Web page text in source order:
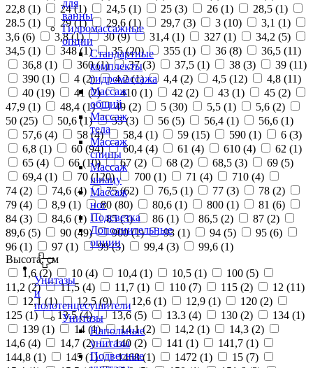
для
ванны
Гидромассажные
опции
Стандартные
комплекты
гидромассажа
Массаж
общий
Массаж
тела
Массаж
спины
Массаж
шиацу
Массаж
ног
Подсветка
Дополнительные
опции
Унитазы
и
полотенцесушители
Унитазы
Напольные
унитазы
Подвесные
22,8 (1) 24 (1) 24,5 (1) 25 (3) 26 (1) 28,5 (1)
28.5 (1) 29 (1) 29,6 (1) 29,7 (3) 3 (10) 3,1 (1)
3,6 (6) 3,8 (1) 30 (9) 31,4 (1) 327 (1) 34,2 (5)
34,5 (1) 348 (1) 35 (20) 355 (1) 36 (8) 36,5 (11)
36,8 (1) 360 (1) 37 (3) 37,5 (1) 38 (3) 39 (11)
390 (1) 4 (2) 4,2 (1) 4,4 (2) 4,5 (12) 4,8 (11)
40 (19) 41 (2) 410 (1) 42 (2) 43 (1) 45 (2)
47,9 (1) 48,4 (1) 49 (2) 5 (30) 5,5 (1) 5,6 (2)
50 (25) 50,6 (1) 55 (3) 56 (5) 56,4 (1) 56,6 (1)
57,6 (4) 58 (4) 58,4 (1) 59 (15) 590 (1) 6 (3)
6,8 (1) 60 (94) 60,4 (4) 61 (4) 610 (4) 62 (1)
65 (4) 66 (10) 67 (2) 68 (2) 68,5 (3) 69 (5)
69,4 (1) 70 (120) 700 (1) 71 (4) 710 (4)
74 (2) 74,6 (4) 75 (62) 76,5 (1) 77 (3) 78 (2)
79 (4) 8,9 (1) 80 (80) 80,6 (1) 800 (1) 81 (6)
84 (3) 84,6 (1) 85 (3) 86 (1) 86,5 (2) 87 (2)
89,6 (5) 90 (49) 900 (1) 93 (1) 94 (5) 95 (6)
96 (1) 97 (1) 99 (3) 99,4 (3) 99,6 (1)
Высота, см
1,6 (2) 10 (4) 10,4 (1) 10,5 (1) 100 (5)
11,2 (2) 11,5 (4) 11,7 (1) 110 (7) 115 (2) 12 (11)
12,1 (1) 12,5 (9) 12,6 (1) 12,9 (1) 120 (2)
125 (1) 13,5 (4) 13,6 (5) 13.3 (4) 130 (2) 134 (1)
139 (1) 14 (1) 14,1 (2) 14,2 (1) 14,3 (2)
14,6 (4) 14,7 (2) 140 (2) 141 (1) 141,7 (1)
144,8 (1) 145 (1) 1468 (1) 1472 (1) 15 (7)